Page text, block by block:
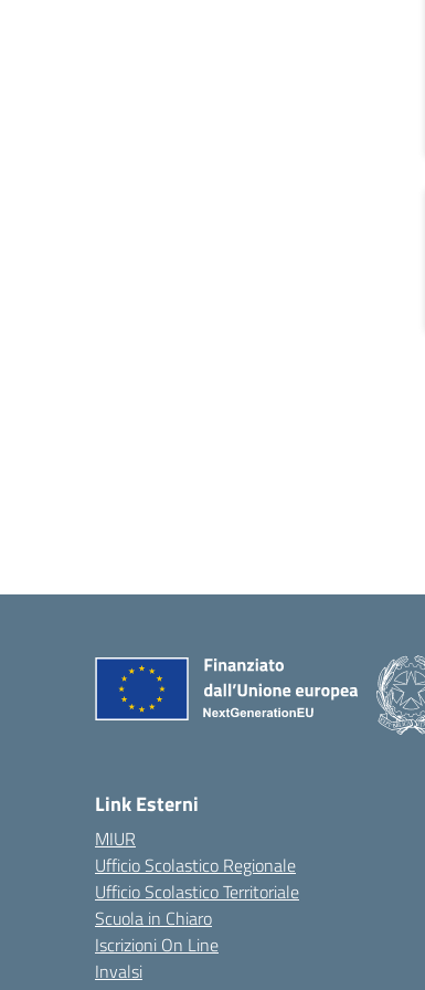
Link Esterni
MIUR
Ufficio Scolastico Regionale
Ufficio Scolastico Territoriale
Scuola in Chiaro
Iscrizioni On Line
Invalsi